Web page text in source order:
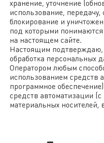
хранение, уточнение
использование, передачу,
блокирование и
под которыми
на настоящем сайте.
Настоящим подтверждаю,
обработка персональных
Оператором любым
использованием средств
программное
средств автоматизации
материальных